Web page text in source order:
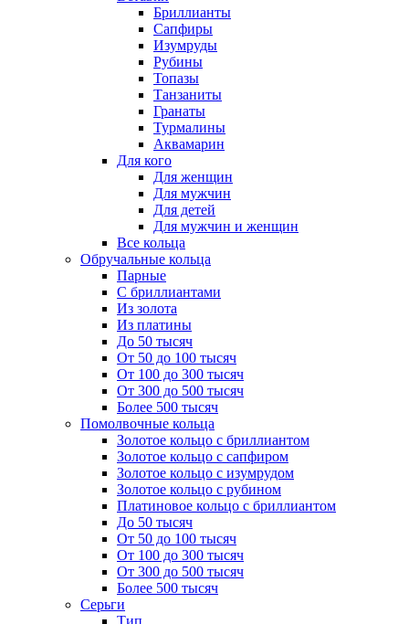
Бриллианты
Сапфиры
Изумруды
Рубины
Топазы
Танзаниты
Гранаты
Турмалины
Аквамарин
Для кого
Для женщин
Для мужчин
Для детей
Для мужчин и женщин
Все кольца
Обручальные кольца
Парные
С бриллиантами
Из золота
Из платины
До 50 тысяч
От 50 до 100 тысяч
От 100 до 300 тысяч
От 300 до 500 тысяч
Более 500 тысяч
Помолвочные кольца
Золотое кольцо с бриллиантом
Золотое кольцо с сапфиром
Золотое кольцо с изумрудом
Золотое кольцо с рубином
Платиновое кольцо с бриллиантом
До 50 тысяч
От 50 до 100 тысяч
От 100 до 300 тысяч
От 300 до 500 тысяч
Более 500 тысяч
Серьги
Тип